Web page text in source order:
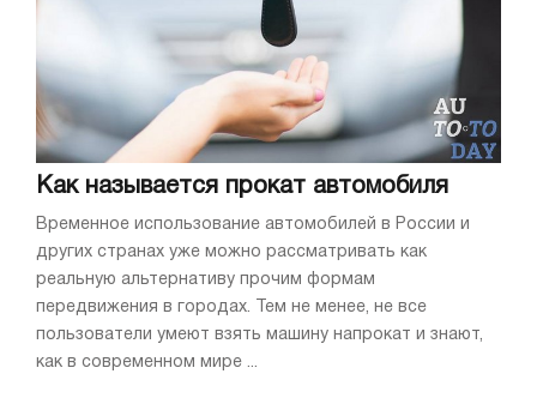
Как называется прокат автомобиля
Временное использование автомобилей в России и
других странах уже можно рассматривать как
реальную альтернативу прочим формам
передвижения в городах. Тем не менее, не все
пользователи умеют взять машину напрокат и знают,
как в современном мире ...